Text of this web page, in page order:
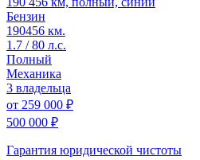
Бензин
190456 км.
1.7 / 80 л.с.
Полный
Механика
3 владельца
от 259 000 ₽
500 000 ₽
Гарантия юридической чистоты